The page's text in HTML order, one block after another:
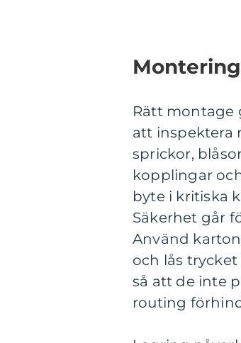
Rätt montage
att inspektera
sprickor,
kopplingar
byte i kritiska
Säkerhet går
Använd
och lås
så att de inte
routing